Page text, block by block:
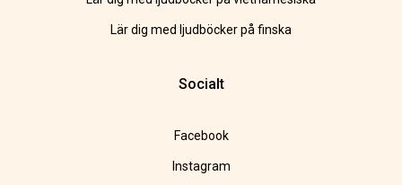
Lär dig med ljudböcker på finska
Socialt
Facebook
Instagram